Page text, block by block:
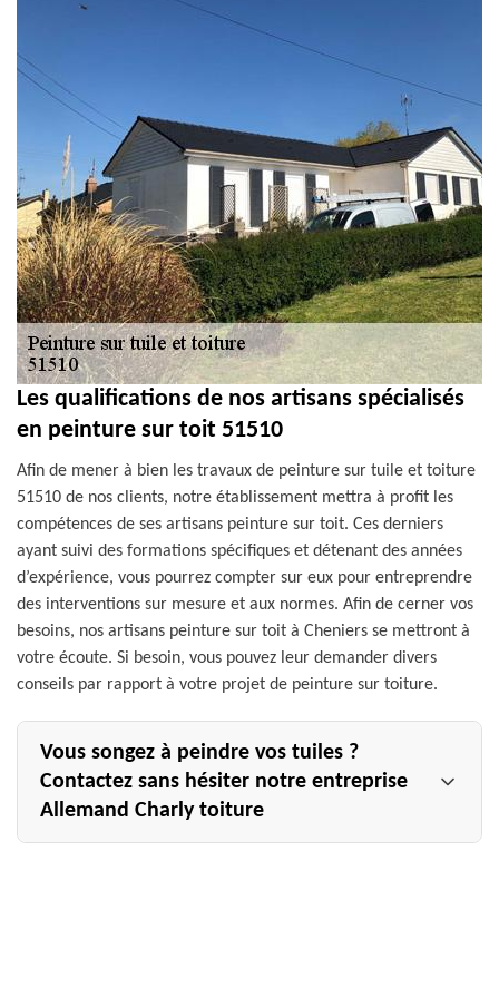
Les qualifications de nos artisans spécialisés
en peinture sur toit 51510
Afin de mener à bien les travaux de peinture sur tuile et toiture
51510 de nos clients, notre établissement mettra à profit les
compétences de ses artisans peinture sur toit. Ces derniers
ayant suivi des formations spécifiques et détenant des années
d’expérience, vous pourrez compter sur eux pour entreprendre
des interventions sur mesure et aux normes. Afin de cerner vos
besoins, nos artisans peinture sur toit à Cheniers se mettront à
votre écoute. Si besoin, vous pouvez leur demander divers
conseils par rapport à votre projet de peinture sur toiture.
Vous songez à peindre vos tuiles ?
Contactez sans hésiter notre entreprise
Allemand Charly toiture